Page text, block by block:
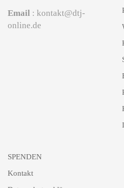
Email : kontakt@dtj-
online.de
SPENDEN
Kontakt